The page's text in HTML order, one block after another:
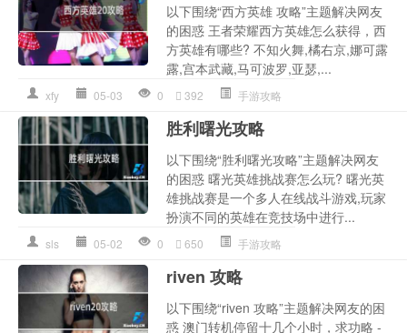
以下围绕“西方英雄 攻略”主题解决网友
的困惑 王者荣耀西方英雄怎么获得，西
方英雄有哪些? 不知火舞,橘右京,娜可露
露,宫本武藏,马可波罗,亚瑟,...
xfy 05-03 0 392 手游攻略
胜利曙光攻略
以下围绕“胜利曙光攻略”主题解决网友
的困惑 曙光英雄挑战赛怎么玩? 曙光英
雄挑战赛是一个多人在线战斗游戏,玩家
扮演不同的英雄在竞技场中进行...
sls 05-02 0 650 手游攻略
riven 攻略
以下围绕“riven 攻略”主题解决网友的困
惑 澳门转机停留十几个小时，求功略 -